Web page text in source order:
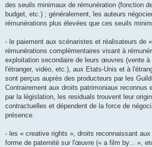
des seuils minimaux de rémunération (fonction
budget, etc.) ; généralement, les auteurs
rémunérations plus élevées que ces seuils
- le paiement aux scénaristes et réalisateurs de
rémunérations complémentaires visant à
exploitation secondaire de leurs œuvres (vente
l'étranger, vidéo, etc.), aux Etats-Unis et à
sont perçus auprès des producteurs par les
Contrairement aux droits patrimoniaux reconnus
par la législation, les residuals trouvent leur
contractuelles et dépendent de la force de
présence.
- les « creative rights », droits reconnaissant
forme de paternité sur l'œuvre (« a film by... »,